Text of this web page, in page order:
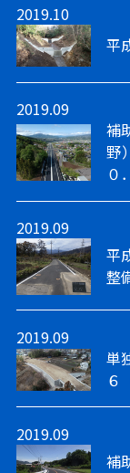
2019.10
平
2019.09
補
野
０
2019.09
平
整
2019.09
単
６
2019.09
補